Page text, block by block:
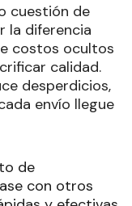
cuestión de
la diferencia
costos ocultos
calidad.
desperdicios,
envío llegue
de
con otros